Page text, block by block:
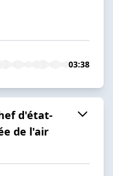
03:38
d'état-
de l'air